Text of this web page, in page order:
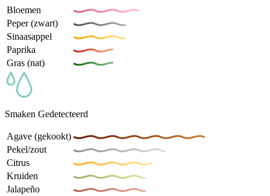
Bloemen
Peper (zwart)
Sinaasappel
Paprika
Gras (nat)
Smaken Gedetecteerd
Agave (gekookt)
Pekel/zout
Citrus
Kruiden
Jalapeño